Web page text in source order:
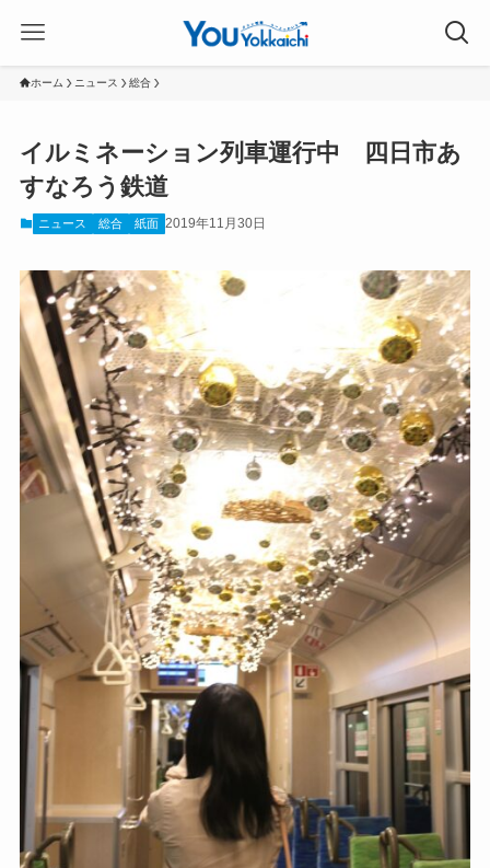
ホーム ニュース 総合
イルミネーション列車運行中 四日市あ
すなろう鉄道
ニュース 総合 紙面 2019年11月30日